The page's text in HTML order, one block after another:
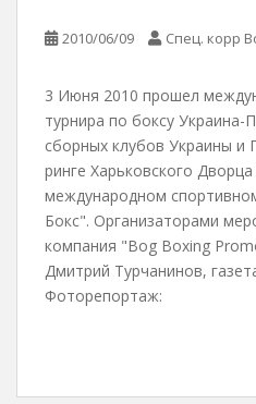
2010/06/09 Спец. корр
3 Июня 2010 прошел
турнира по боксу
сборных клубов Украины и
ринге Харьковского
международном
Бокс". Организаторами
компания "Bog Boxing
Дмитрий Турчанинов,
Фоторепортаж: